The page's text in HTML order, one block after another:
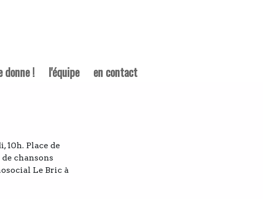
donne ! l'équipe en contact
10h. Place de
chansons
Le Bric à